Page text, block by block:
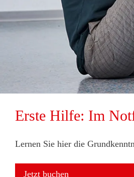
Erste Hilfe: Im
Lernen Sie hier die
Jetzt buchen